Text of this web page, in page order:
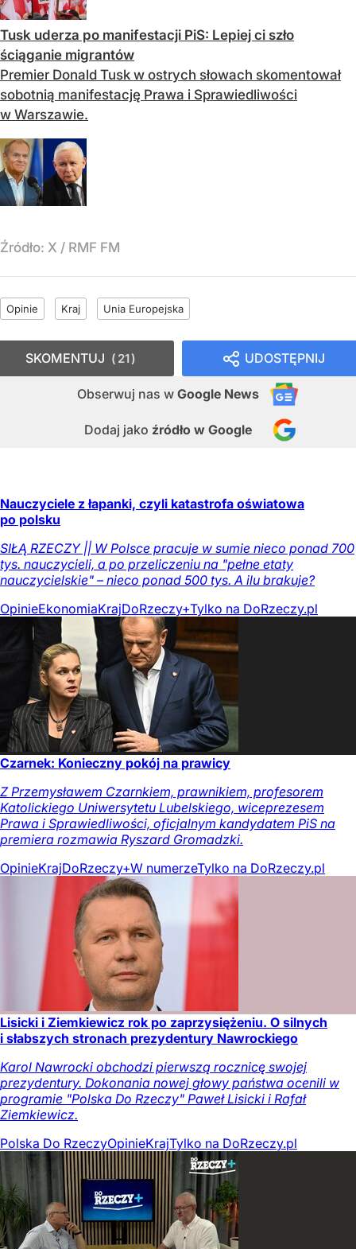
Tusk uderza po manifestacji PiS: Lepiej ci szło
ściąganie migrantów
Premier Donald Tusk w ostrych słowach skomentował
sobotnią manifestację Prawa i Sprawiedliwości
w Warszawie.
Źródło: X / RMF FM
Opinie Kraj Unia Europejska
UDOSTĘPNIJ
Obserwuj nas w Google News
Dodaj jako źródło w Google
SKOMENTUJ 21
Nauczyciele z łapanki, czyli katastrofa oświatowa
po polsku
SIŁĄ RZECZY || W Polsce pracuje w sumie nieco ponad 700
tys. nauczycieli, a po przeliczeniu na "pełne etaty
nauczycielskie" – nieco ponad 500 tys. A ilu brakuje?
OpinieEkonomiaKrajDoRzeczy+Tylko na DoRzeczy.pl
Czarnek: Konieczny pokój na prawicy
Z Przemysławem Czarnkiem, prawnikiem, profesorem
Katolickiego Uniwersytetu Lubelskiego, wiceprezesem
Prawa i Sprawiedliwości, oficjalnym kandydatem PiS na
premiera rozmawia Ryszard Gromadzki.
OpinieKrajDoRzeczy+W numerzeTylko na DoRzeczy.pl
Lisicki i Ziemkiewicz rok po zaprzysiężeniu. O silnych
i słabszych stronach prezydentury Nawrockiego
Karol Nawrocki obchodzi pierwszą rocznicę swojej
prezydentury. Dokonania nowej głowy państwa ocenili w
programie "Polska Do Rzeczy" Paweł Lisicki i Rafał
Ziemkiewicz.
Polska Do RzeczyOpinieKrajTylko na DoRzeczy.pl